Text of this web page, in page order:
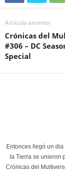
Artículo anterior
Crónicas del
#306 – DC
Special
Entonces llegó un
la Tierra se unieron
Crónicas del